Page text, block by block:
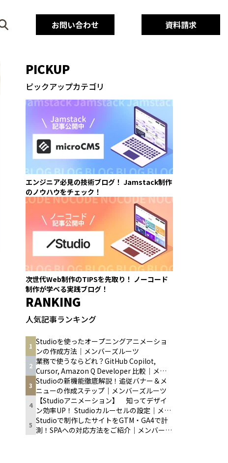
お問い合わせ 資料請求
PICKUP
ピックアップカテゴリ
エンジニア必見の技術ブログ！ Jamstack制作
のノウハウをチェック！
次世代Web制作のTIPSを先取り！ ノーコード
制作が学べる実践ブログ！
RANKING
人気記事ランキング
1 Studioを使ったオープニングアニメーショ
ンの作成方法｜メンバーズルーツ
2 業務で使うならどれ？GitHub Copilot,
Cursor, Amazon Q Developer 比較｜メン
バーズルーツ
3 Studioの新機能徹底解説！追従バナー＆メ
ニューの作成ステップ｜メンバーズルーツ
4
【Studioアニメーション】 知ってデザイ
ン効率UP！ Studioカルーセルの設定｜メン
バーズルーツ
5 Studioで制作したサイトをGTM・GA4で計
測！SPAへの対応方法をご紹介｜メンバーズ